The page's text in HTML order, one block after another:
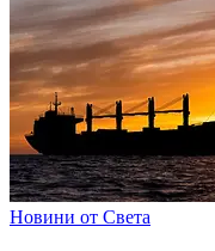
Новини от Света